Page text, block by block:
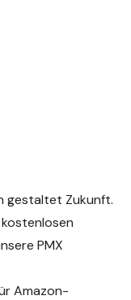
gestaltet Zukunft.
PMX
Amazon-